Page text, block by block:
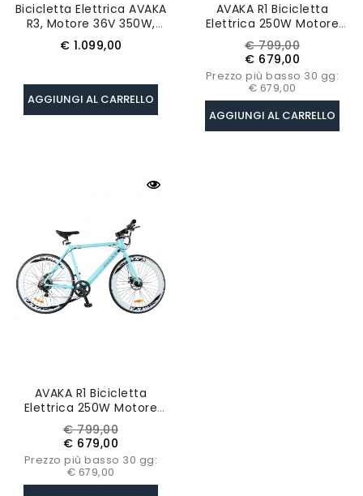
Bicicletta Elettrica AVAKA
R3, Motore 36V 350W,
Batteria 12,5Ah, Velocità
Massima 32km/h,
Prezzo
€ 1.099,00
AGGIUNGI AL CARRELLO
AVAKA R1 Bicicletta
Elettrica 250W Motore
Batteria 9Ah- Verde
Prezzo
base
€ 799,00Prezzo
€ 679,00
Prezzo più basso 30 gg:
€ 679,00
AGGIUNGI AL CARRELLO
AVAKA R1 Bicicletta
Elettrica 250W Motore
Batteria 9Ah- Blu Opaco
Prezzo
base
€ 799,00Prezzo
€ 679,00
Prezzo più basso 30 gg:
€ 679,00